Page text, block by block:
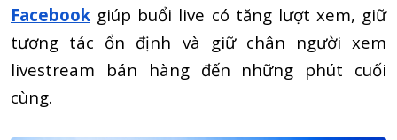
Facebook giúp buổi live có tăng lượt xem, giữ
tương tác ổn định và giữ chân người xem
livestream bán hàng đến những phút cuối
cùng.